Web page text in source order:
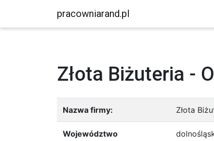
pracowniarand.pl
Złota Biżuteria -
Nazwa firmy: Złota
Województwo